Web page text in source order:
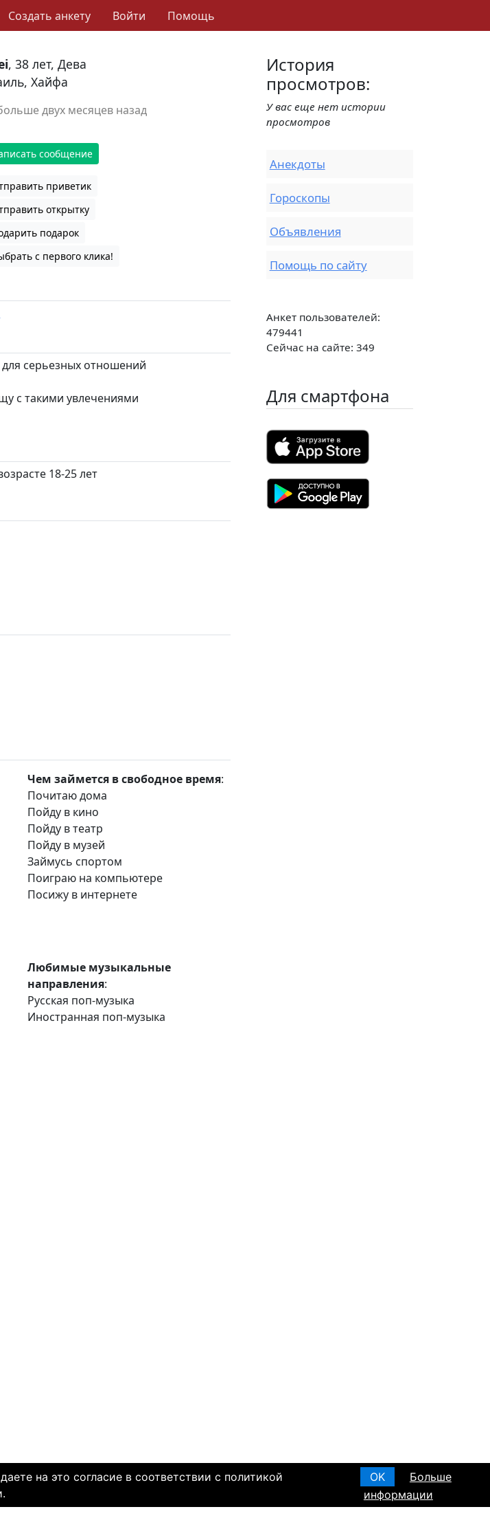
на это согласие в соответствии с политикой
OK
Больше
информации
Создать анкету Войти Помощь
, 38 лет, Дева
Хайфа
двух месяцев назад
сообщение
приветик
открытку
подарок
с первого клика!
серьезных отношений
с такими увлечениями
18-25 лет
Чем займется в свободное время:
Почитаю дома
Пойду в кино
Пойду в театр
Пойду в музей
Займусь спортом
Поиграю на компьютере
Посижу в интернете
Любимые музыкальные
направления:
Русская поп-музыка
Иностранная поп-музыка
История
просмотров:
У вас еще нет истории
просмотров
Анекдоты
Гороскопы
Объявления
Помощь по сайту
Анкет пользователей:
479441
Сейчас на сайте: 349
Для смартфона